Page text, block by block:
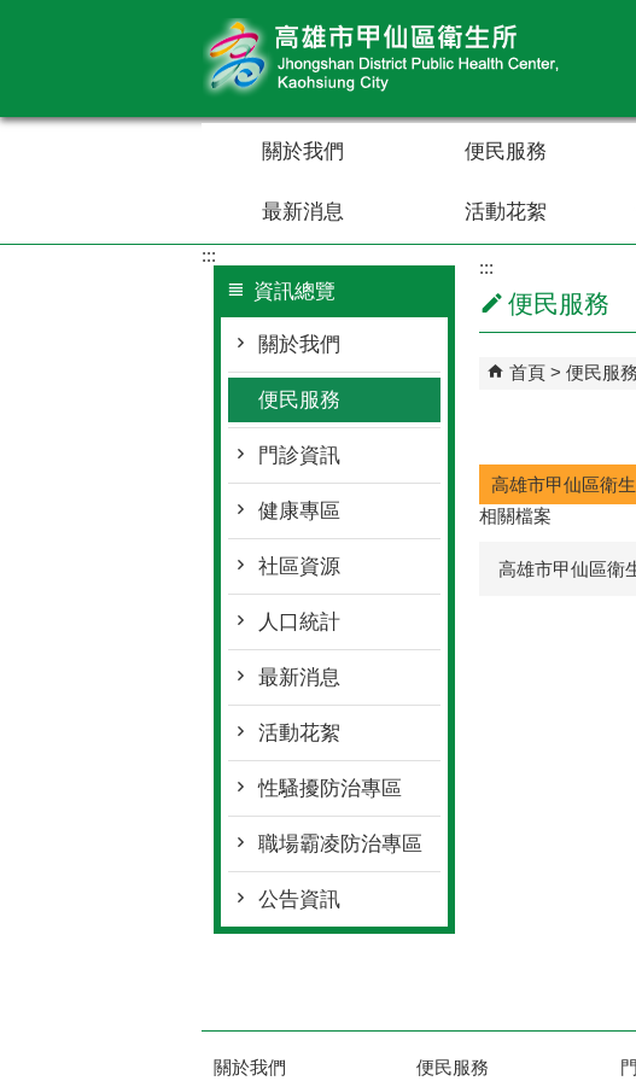
關於我們 便民服務
最新消息 活動花絮
:::
資訊總覽
關於我們
便民服務
門診資訊
健康專區
社區資源
人口統計
最新消息
活動花絮
性騷擾防治專區
職場霸凌防治專區
公告資訊
:::
便民服務
首頁 便民服務
高雄市甲仙區衛
相關檔案
高雄市甲仙區衛
關於我們 便民服務